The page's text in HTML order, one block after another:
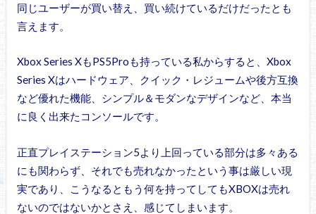
同じユーザーが買い替え、買い続けているだけだったとも
言えます。
Xbox Series XもPS5Proも持っている私からすると、Xbox
Series Xはハードウェア、クイック・レジュームや後方互換
など優れた機能、シンプル＆モダンなデザインなど、本当
に良く出来たコンソールです。
正直プレイステーション5より上回っている部分は多々ある
にも関わらず、それでも売れなかったという事は厳しい現
実であり、こうなるともう何を持ってしてもXBOXは売れ
ないのではないかとさえ、感じてしまいます。